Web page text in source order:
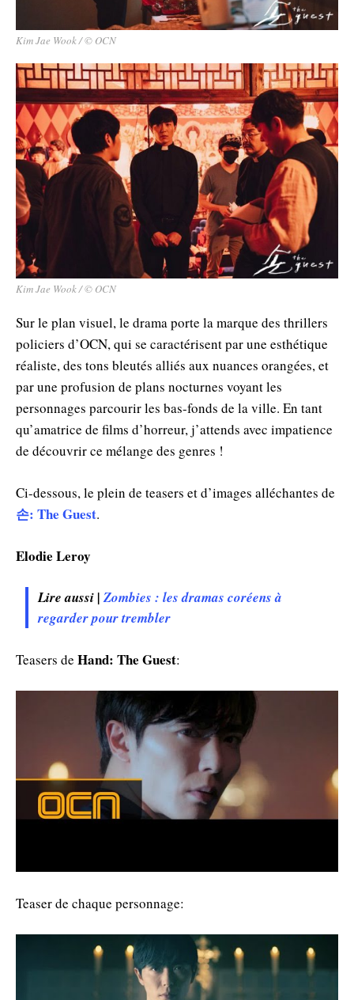
Kim Jae Wook / © OCN
Kim Jae Wook / © OCN
Sur le plan visuel, le drama porte la marque des thrillers
policiers d’OCN, qui se caractérisent par une esthétique
réaliste, des tons bleutés alliés aux nuances orangées, et
par une profusion de plans nocturnes voyant les
personnages parcourir les bas-fonds de la ville. En tant
qu’amatrice de films d’horreur, j’attends avec impatience
de découvrir ce mélange des genres !
Ci-dessous, le plein de teasers et d’images alléchantes de
손: The Guest.
Elodie Leroy
Lire aussi |Zombies : les dramas coréens à
regarder pour trembler
Teasers de Hand: The Guest:
Teaser de chaque personnage: